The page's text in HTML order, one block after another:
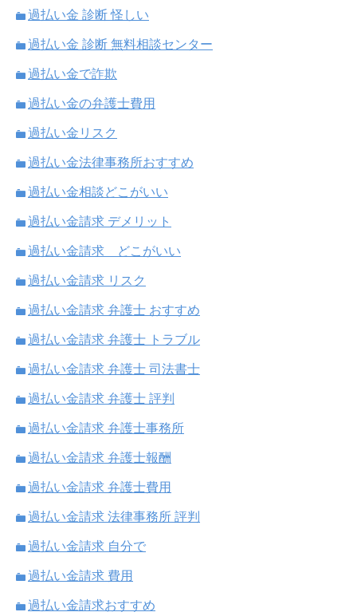
過払い金 診断 怪しい
過払い金 診断 無料相談センター
過払い金で詐欺
過払い金の弁護士費用
過払い金リスク
過払い金法律事務所おすすめ
過払い金相談どこがいい
過払い金請求 デメリット
過払い金請求 どこがいい
過払い金請求 リスク
過払い金請求 弁護士 おすすめ
過払い金請求 弁護士 トラブル
過払い金請求 弁護士 司法書士
過払い金請求 弁護士 評判
過払い金請求 弁護士事務所
過払い金請求 弁護士報酬
過払い金請求 弁護士費用
過払い金請求 法律事務所 評判
過払い金請求 自分で
過払い金請求 費用
過払い金請求おすすめ